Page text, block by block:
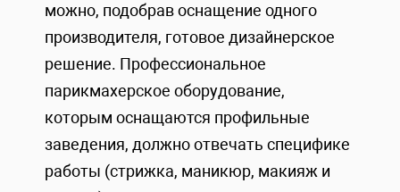
можно, подобрав оснащение одного
производителя, готовое дизайнерское
решение. Профессиональное
парикмахерское оборудование,
которым оснащаются профильные
заведения, должно отвечать специфике
работы (стрижка, маникюр, макияж и